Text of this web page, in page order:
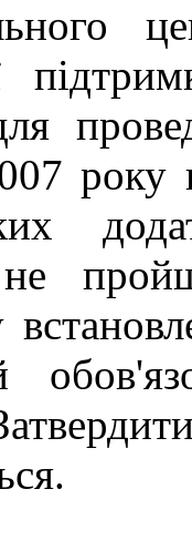
року
не